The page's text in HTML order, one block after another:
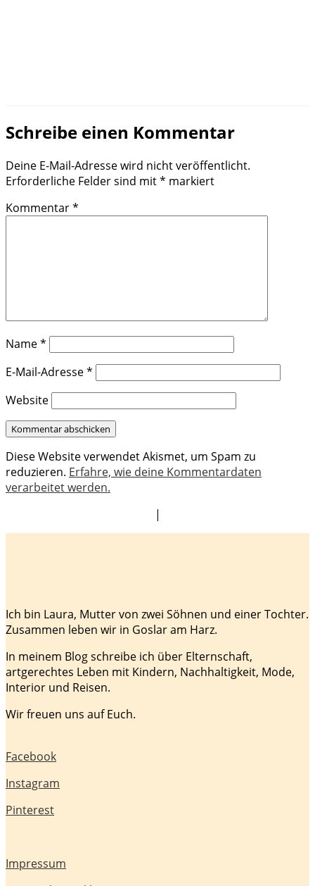
Schreibe einen Kommentar
Deine E-Mail-Adresse wird nicht veröffentlicht.
Erforderliche Felder sind mit* markiert
Kommentar*
Name*
E-Mail-Adresse*
Website
Diese Website verwendet Akismet, um Spam zu
reduzieren. Erfahre, wie deine Kommentardaten
verarbeitet werden.
|
Ich bin Laura, Mutter von zwei Söhnen und einer Tochter.
Zusammen leben wir in Goslar am Harz.
In meinem Blog schreibe ich über Elternschaft,
artgerechtes Leben mit Kindern, Nachhaltigkeit, Mode,
Interior und Reisen.
Wir freuen uns auf Euch.
Facebook
Instagram
Pinterest
Impressum